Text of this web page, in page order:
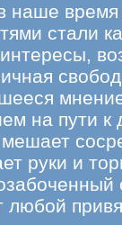
наше
стали
на пути
руки и
любой